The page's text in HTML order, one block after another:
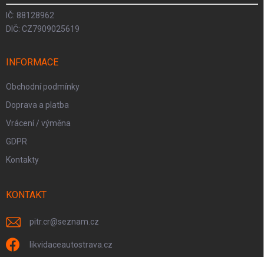
IČ: 88128962
DIČ: CZ7909025619
INFORMACE
Obchodní podmínky
Doprava a platba
Vrácení / výměna
GDPR
Kontakty
KONTAKT
pitr.cr@seznam.cz
likvidaceautostrava.cz